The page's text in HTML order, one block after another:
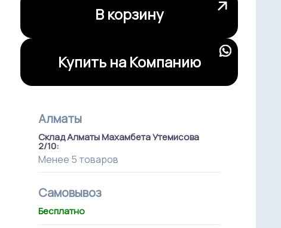
В корзину
Купить на Компанию
Алматы
Склад Алматы Махамбета Утемисова
2/10:
Менее 5 товаров
Самовывоз
Бесплатно